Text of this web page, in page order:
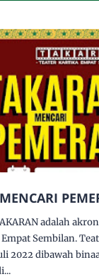
adalah
Sembilan.
2022 dibawah